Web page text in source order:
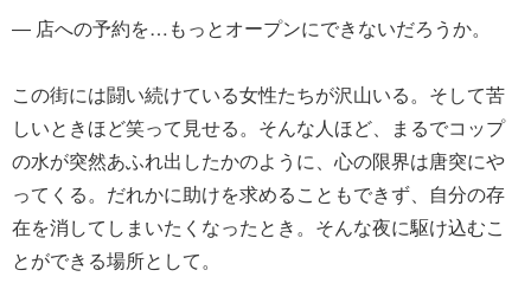
― 店への予約を…もっとオープンにできないだろうか。
この街には闘い続けている女性たちが沢山いる。そして苦
しいときほど笑って見せる。そんな人ほど、まるでコップ
の水が突然あふれ出したかのように、心の限界は唐突にや
ってくる。だれかに助けを求めることもできず、自分の存
在を消してしまいたくなったとき。そんな夜に駆け込むこ
とができる場所として。